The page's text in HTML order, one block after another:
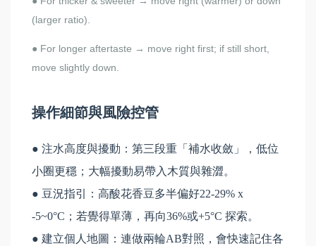
(larger ratio).
● For longer aftertaste → move right first; if still short,
move slightly down.
操作細節與風險控管
● 注水高度與擾動：第三段重「補水收斂」，低位
小圈更穩；大幅擾動易帶入木質與雜澀。
● 豆況指引：高酸花香豆多半偏好22-29% x
-5~0°C；若覺得單薄，再向36%或+5°C 探索。
● 建立個人地圖：連做兩輪AB對照，會快速記住各